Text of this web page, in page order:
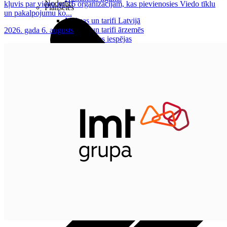
Noderīgi
Maksas un tarifi Latvijā
Maksas un tarifi ārzemēs
LMT Kartes iespējas
Planšetes
kļuvis par vienu no 16 organizācijām, kas pievienosies Viedo tīklu
un pakalpojumu ko...
2026. gada 6. augusts